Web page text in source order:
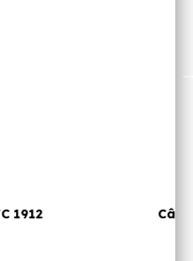
xe tải JTC 4877